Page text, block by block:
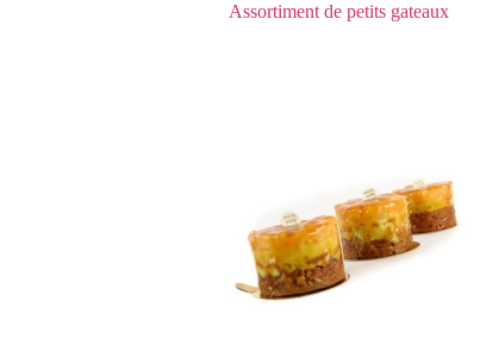
Assortiment de petits gateaux